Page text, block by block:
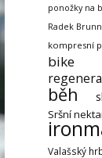
ponožky na
Radek
kompresní
bike
běh
Sršní
Valašský